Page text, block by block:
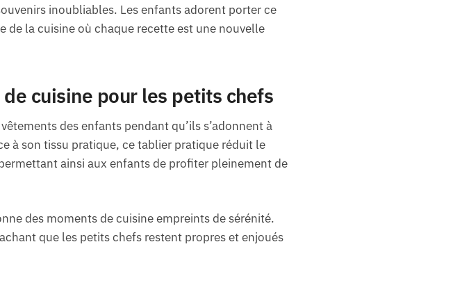
inoubliables. Les enfants adorent porter ce
de la cuisine où chaque recette est une nouvelle
cuisine pour les petits chefs
des enfants pendant qu’ils s’adonnent à
à son tissu pratique, ce tablier pratique réduit le
ainsi aux enfants de profiter pleinement de
des moments de cuisine empreints de sérénité.
que les petits chefs restent propres et enjoués